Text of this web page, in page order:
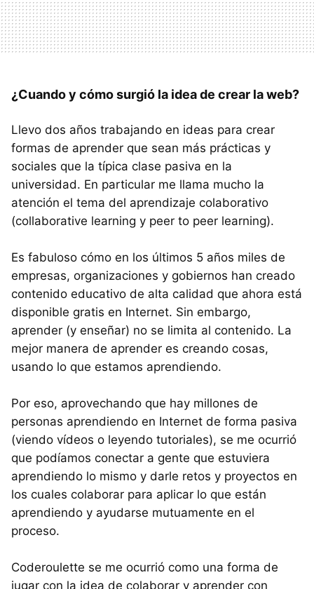
¿Cuando y cómo surgió la idea de crear la web?
Llevo dos años trabajando en ideas para crear
formas de aprender que sean más prácticas y
sociales que la típica clase pasiva en la
universidad. En particular me llama mucho la
atención el tema del aprendizaje colaborativo
(collaborative learning y peer to peer learning).
Es fabuloso cómo en los últimos 5 años miles de
empresas, organizaciones y gobiernos han creado
contenido educativo de alta calidad que ahora está
disponible gratis en Internet. Sin embargo,
aprender (y enseñar) no se limita al contenido. La
mejor manera de aprender es creando cosas,
usando lo que estamos aprendiendo.
Por eso, aprovechando que hay millones de
personas aprendiendo en Internet de forma pasiva
(viendo vídeos o leyendo tutoriales), se me ocurrió
que podíamos conectar a gente que estuviera
aprendiendo lo mismo y darle retos y proyectos en
los cuales colaborar para aplicar lo que están
aprendiendo y ayudarse mutuamente en el
proceso.
Coderoulette se me ocurrió como una forma de
jugar con la idea de colaborar y aprender con